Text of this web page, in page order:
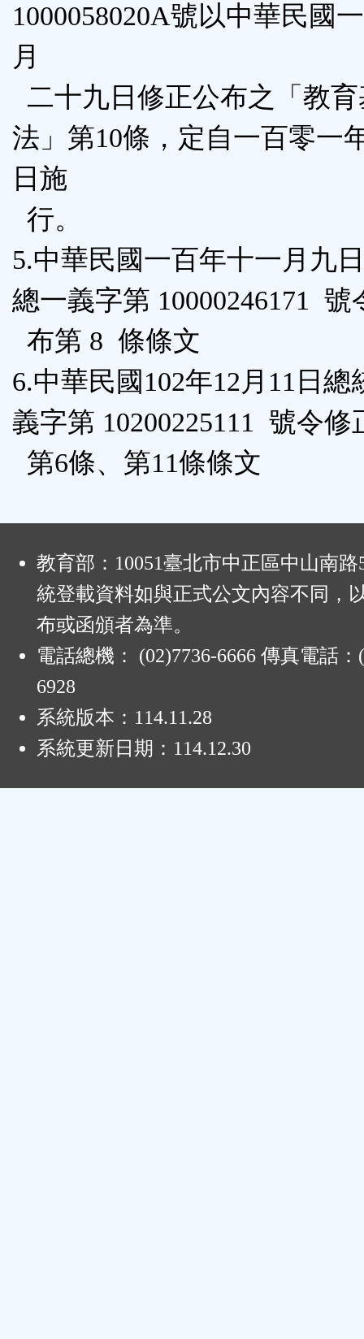
1000058020A號以中華民國
月
二十九日修正公布之「教
法」第10條，定自一百零一
日施
行。
5.中華民國一百年十一月九
總一義字第 10000246171 號
布第 8 條條文
6.中華民國102年12月11日總
義字第 10200225111 號令修
第6條、第11條條文
教育部：10051臺北市中正區中山南
統登載資料如與正式公文內容不同，
布或函頒者為準。
電話總機： (02)7736-6666 傳真電話：
6928
系統版本： 114.11.28
系統更新日期： 114.12.30